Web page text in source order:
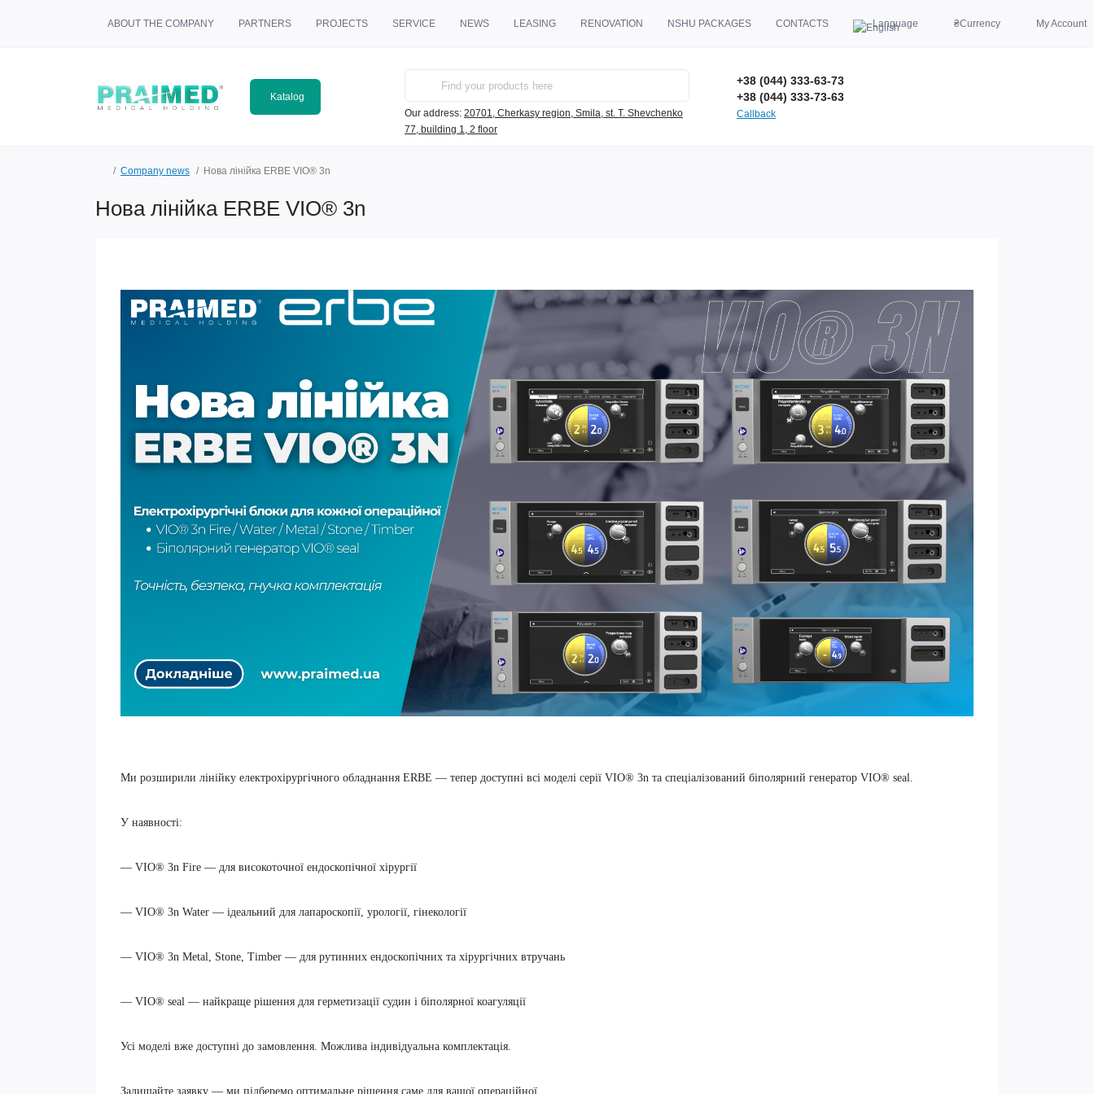
ABOUT THE COMPANY PARTNERS PROJECTS SERVICE NEWS LEASING RENOVATION NSHU PACKAGES CONTACTS Language ₴Currency My Account
Katalog
Our address: 20701, Cherkasy region, Smila, st. T. Shevchenko
77, building 1, 2 floor
+38 (044) 333-63-73
+38 (044) 333-73-63
Callback
Company news Нова лінійка ERBE VIO® 3n
Нова лінійка ERBE VIO® 3n
Ми розширили лінійку електрохірургічного обладнання ERBE — тепер доступні всі моделі серії VIO® 3n та спеціалізований біполярний генератор VIO® seal.
У наявності:
— VIO® 3n Fire — для високоточної ендоскопічної хірургії
— VIO® 3n Water — ідеальний для лапароскопії, урології, гінекології
— VIO® 3n Metal, Stone, Timber — для рутинних ендоскопічних та хірургічних втручань
— VIO® seal — найкраще рішення для герметизації судин і біполярної коагуляції
Усі моделі вже доступні до замовлення. Можлива індивідуальна комплектація.
Залишайте заявку — ми підберемо оптимальне рішення саме для вашої операційної